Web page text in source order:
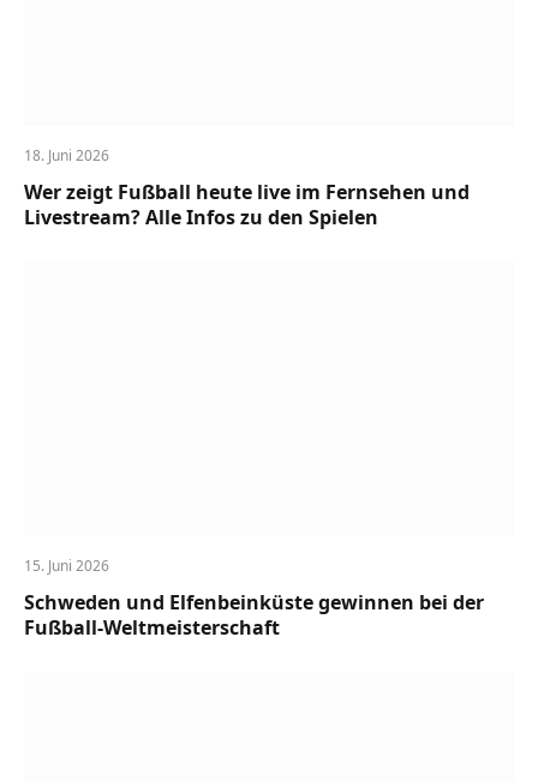
18. Juni 2026
Wer zeigt Fußball heute live im Fernsehen und
Livestream? Alle Infos zu den Spielen
15. Juni 2026
Schweden und Elfenbeinküste gewinnen bei der
Fußball-Weltmeisterschaft